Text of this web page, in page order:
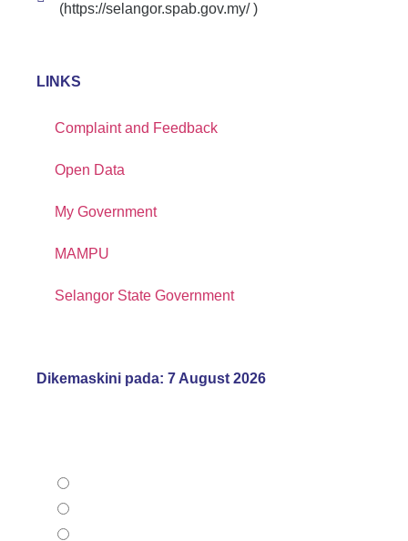
(https://selangor.spab.gov.my/ )
LINKS
Complaint and Feedback
Open Data
My Government
MAMPU
Selangor State Government
Dikemaskini pada: 7 August 2026